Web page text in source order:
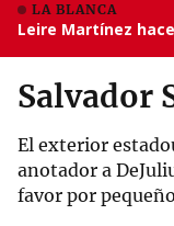
LA BLANCA
Leire Martínez
Salvador
El exterior
anotador a
favor por